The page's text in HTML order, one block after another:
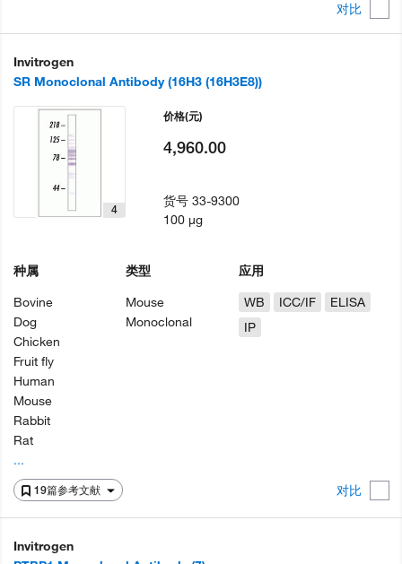
对比
Invitrogen
SR Monoclonal Antibody (16H3 (16H3E8))
19篇参考文献 对比
4
种属
Bovine
Dog
Chicken
Fruit fly
Human
Mouse
Rabbit
Rat
...
类型
Mouse
Monoclonal
应用
WB
ICC/IF
ELISA
IP
价格(元)
4,960.00
货号33-9300
100 µg
Invitrogen